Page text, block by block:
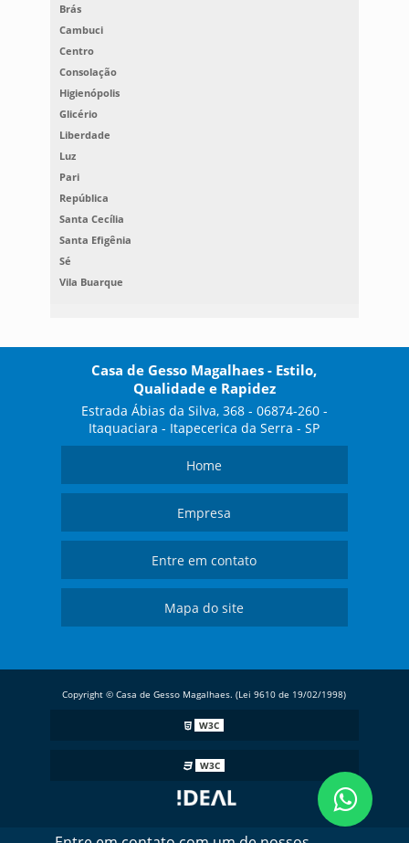
Brás
Cambuci
Centro
Consolação
Higienópolis
Glicério
Liberdade
Luz
Pari
República
Santa Cecília
Santa Efigênia
Sé
Vila Buarque
Casa de Gesso Magalhaes - Estilo,
Qualidade e Rapidez
Estrada Ábias da Silva, 368 - 06874-260 -
Itaquaciara - Itapecerica da Serra - SP
Home
Empresa
Entre em contato
Mapa do site
Copyright © Casa de Gesso Magalhaes. (Lei 9610 de 19/02/1998)
W3C
W3C